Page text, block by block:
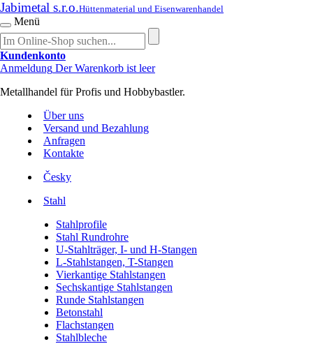
Jabimetal s.r.o.Hüttenmaterial und Eisenwarenhandel
Menü
Kundenkonto
Anmeldung Der Warenkorb ist leer
Metallhandel für Profis und Hobbybastler.
Über uns
Versand und Bezahlung
Anfragen
Kontakte
Česky
Stahl
Stahlprofile
Stahl Rundrohre
U-Stahlträger, I- und H-Stangen
L-Stahlstangen, T-Stangen
Vierkantige Stahlstangen
Sechskantige Stahlstangen
Runde Stahlstangen
Betonstahl
Flachstangen
Stahlbleche